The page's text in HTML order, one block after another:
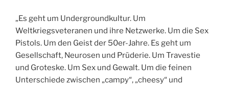
„Es geht um Undergroundkultur. Um
Weltkriegsveteranen und ihre Netzwerke. Um die Sex
Pistols. Um den Geist der 50er-Jahre. Es geht um
Gesellschaft, Neurosen und Prüderie. Um Travestie
und Groteske. Um Sex und Gewalt. Um die feinen
Unterschiede zwischen „campy“, „cheesy“ und